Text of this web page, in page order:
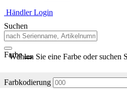
Händler Login
Suchen
Farbe
Wählen Sie eine Farbe oder suchen
Farbkodierung